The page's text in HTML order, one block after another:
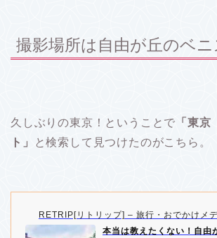
撮影場所は自由が丘のベニ
久しぶりの東京！ということで 「東
ト」
と検索して見つけたのがこちら。
RETRIP[リトリップ] – 旅行・おでかけメ
本当は教えたくない！自由